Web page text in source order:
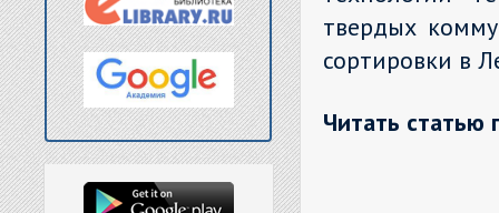
твердых
сортировки в
Читать статью